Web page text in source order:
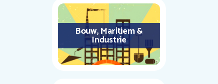
Bouw, Maritiem &
Industrie